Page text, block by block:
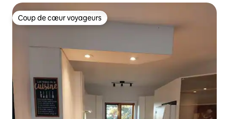
Coup de cœur voyageurs
Coup de cœur voyageurs